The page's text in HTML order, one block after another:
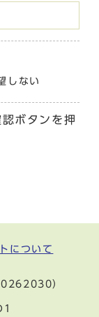
しない
ボタンを押
について
）